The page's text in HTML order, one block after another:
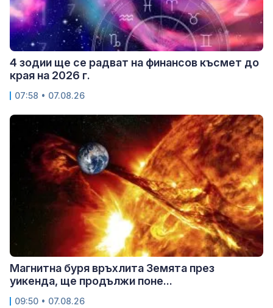
4 зодии ще се радват на финансов късмет до
края на 2026 г.
07:58 • 07.08.26
Магнитна буря връхлита Земята през
уикенда, ще продължи поне...
09:50 • 07.08.26